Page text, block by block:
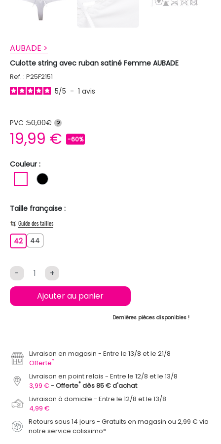
AUBADE >
Culotte string avec ruban satiné Femme AUBADE
Ref. : P25F2151
5/5 - 1 avis
PVC :50,00€ ?
19,99 € -60%
Couleur :
BLANCNOIR
Taille française :
Guide des tailles
424244
- +
Ajouter au panier
Dernières pièces disponibles !
Livraison en magasin
Entre le 13/8 et le 21/8
Offerte*
Livraison en point relais
Entre le 12/8 et le 13/8
3,99 €
Offerte* dès 85 € d'achat
Livraison à domicile
Entre le 12/8 et le 13/8
4,99 €
Retours sous 14 jours - Gratuits en magasin ou 2,99 € via
notre service colissimo*